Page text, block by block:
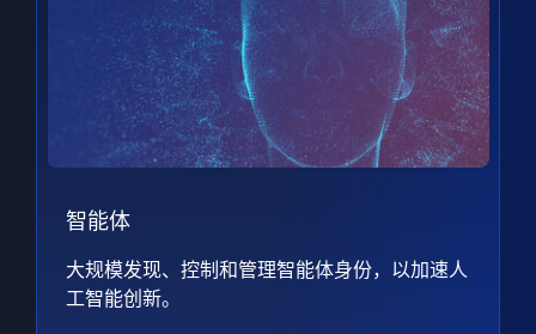
智能体
大规模发现、控制和管理智能体身份，以加速人
工智能创新。